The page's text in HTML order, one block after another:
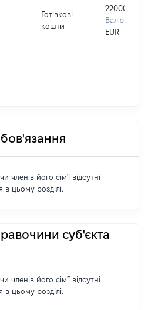
Готівкові
кошти
22000
Валюта:
EUR
членів його сім'ї відсутні
в цьому розділі.
суб'єкта
членів його сім'ї відсутні
в цьому розділі.